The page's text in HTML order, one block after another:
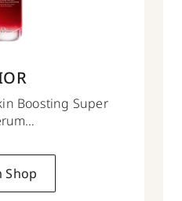
Boosting Super
Shop